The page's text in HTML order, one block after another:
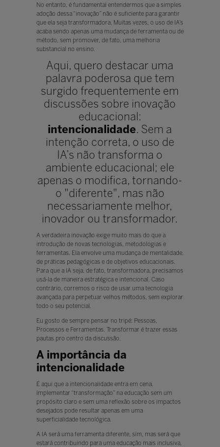
No entanto, é fundamental entendermos que a simples
adoção dessa “inovação” não é suficiente para garantir
que ela seja transformadora. Muitas vezes, o uso de IA’s
acaba sendo apenas uma mudança de ferramenta ou de
método, sem promover, de fato, uma melhoria
substancial no ensino.
Aqui, quero destacar uma
palavra poderosa que tem
surgido frequentemente em
discussões sobre inovação
educacional:
intencionalidade. Sem a
intenção correta, o uso de
IA’s não transforma o
ambiente educacional; ele
apenas o modifica, tornando-
o "diferente", mas não
necessariamente melhor,
inovador ou transformador.
A verdadeira inovação exige muito mais do que a
introdução de novas tecnologias, metodologias e
ferramentas. Ela envolve uma mudança de mentalidade,
de práticas pedagógicas e de objetivos educacionais.
Para que a IA seja, de fato, transformadora, precisamos
usá-la de maneira estratégica e intencional. Caso
contrário, corremos o risco de usar uma tecnologia
avançada para perpetuar velhos métodos, sem explorar
todo o seu potencial.
Eu gosto de sempre pensar no tripé: Pessoas,
Processos e Ferramentas. Transformar é trazer essas
pautas pro centro da discussão.
A importância da
intencionalidade
É aqui que a intencionalidade entra em cena.
Implementar “transformação” na educação sem um
propósito claro e sem uma reflexão sobre os impactos
desejados pode resultar apenas em uma
superficialidade tecnológica.
A IA será uma ferramenta diferente, sim, mas será que
estará contribuindo para uma educação mais inclusiva,